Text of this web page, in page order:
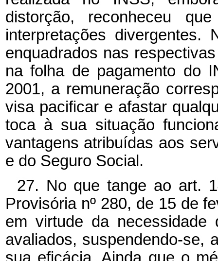
distorção, reconheceu
interpretações divergentes.
enquadrados nas
na folha de pagamento do
2001, a remuneração
visa pacificar e afastar
toca à sua situação
vantagens atribuídas aos
e do Seguro Social.
27. No que tange ao art.
Provisória nº 280, de 15 de
em virtude da
avaliados, suspendendo-se,
sua eficácia. Ainda que o